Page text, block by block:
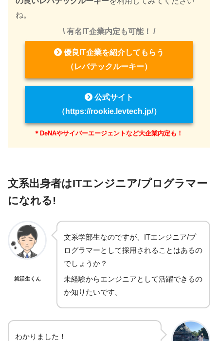
ね。
\ 有名IT企業内定も可能！ /
優良IT企業を紹介してもらう
（レバテックルーキー）
公式サイト
（https://rookie.levtech.jp/）
＊DeNAやサイバーエージェントなど大企業内定も！
文系出身者はITエンジニア/プログラマー
になれる!
就活生くん
文系学部生なのですが、ITエンジニア/プ
ログラマーとして採用されることはあるの
でしょうか？
未経験からエンジニアとして活躍できるの
か知りたいです。
わかりました！